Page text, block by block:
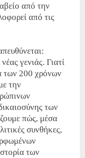
από την
από τις
γενιάς. Γιατί
των 200 χρόνων
την
των
πώς, μέσα
συνθήκες,
των